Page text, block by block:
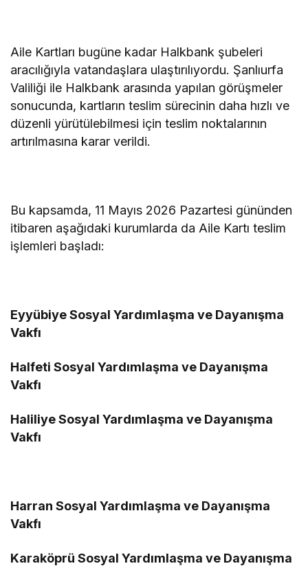
Aile Kartları bugüne kadar Halkbank şubeleri
aracılığıyla vatandaşlara ulaştırılıyordu. Şanlıurfa
Valiliği ile Halkbank arasında yapılan görüşmeler
sonucunda, kartların teslim sürecinin daha hızlı ve
düzenli yürütülebilmesi için teslim noktalarının
artırılmasına karar verildi.
Bu kapsamda, 11 Mayıs 2026 Pazartesi gününden
itibaren aşağıdaki kurumlarda da Aile Kartı teslim
işlemleri başladı:
Eyyübiye Sosyal Yardımlaşma ve Dayanışma
Vakfı
Halfeti Sosyal Yardımlaşma ve Dayanışma
Vakfı
Haliliye Sosyal Yardımlaşma ve Dayanışma
Vakfı
Harran Sosyal Yardımlaşma ve Dayanışma
Vakfı
Karaköprü Sosyal Yardımlaşma ve Dayanışma